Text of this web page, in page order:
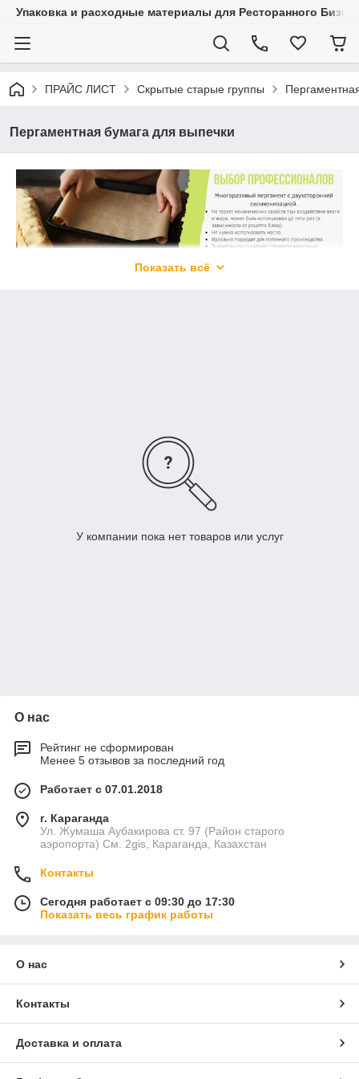
Упаковка и расходные материалы для Ресторанного
ПРАЙС ЛИСТ Скрытые старые группы
Пергаментная бумага для выпечки
Показать всё
У компании пока нет товаров или услуг
О нас
Рейтинг не сформирован
Менее 5 отзывов за последний год
Работает с 07.01.2018
г. Караганда
Ул. Жумаша Аубакирова ст. 97 (Район старого
аэропорта) См. 2gis, Караганда, Казахстан
Контакты
Сегодня работает с 09:30 до 17:30
Показать весь график работы
О нас
Контакты
Доставка и оплата